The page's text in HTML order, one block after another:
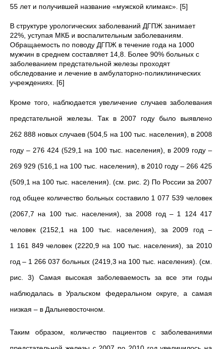
55 лет и получившей название «мужской климакс». [5]
В структуре урологических заболеваний ДГПЖ занимает
22%, уступая МКБ и воспалительным заболеваниям.
Обращаемость по поводу ДГПЖ в течение года на 1000
мужчин в среднем составляет 14,8. Более 90% больных с
заболеванием предстательной железы проходят
обследование и лечение в амбулаторно-поликлинических
учреждениях. [6]
Кроме того, наблюдается увеличение случаев заболевания
предстательной железы. Так в 2007 году было выявлено
262 888 новых случаев (504,5 на 100 тыс. населения), в 2008
году – 276 424 (529,1 на 100 тыс. населения), в 2009 году –
269 929 (516,1 на 100 тыс. населения), в 2010 году – 266 425
(509,1 на 100 тыс. населения). (см. рис. 2) По России за 2007
год общее количество больных составило 1 077 539 человек
(2067,7 на 100 тыс. населения), за 2008 год – 1 124 417
человек (2152,1 на 100 тыс. населения), за 2009 год –
1 161 849 человек (2220,9 на 100 тыс. населения), за 2010
год – 1 266 037 больных (2419,3 на 100 тыс. населения). (см.
рис. 3) Самая высокая заболеваемость за все эти годы
наблюдалась в Уральском федеральном округе, а самая
низкая – в Дальневосточном.
Таким образом, количество пациентов с заболеваниями